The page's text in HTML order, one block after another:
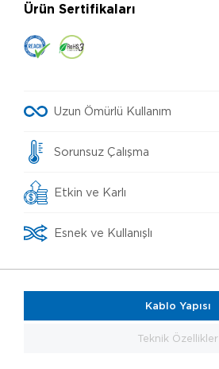
Ürün Sertifikaları
Uzun Ömürlü Kullanım
Sorunsuz Çalışma
Etkin ve Karlı
Esnek ve Kullanışlı
Kablo Yapısı
Teknik Özellikler